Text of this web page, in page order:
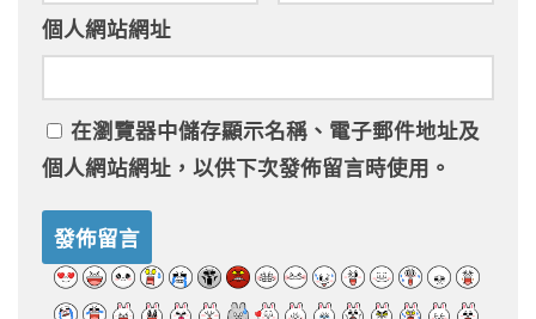
個人網站網址
在瀏覽器中儲存顯示名稱、電子郵件地址及
個人網站網址，以供下次發佈留言時使用。